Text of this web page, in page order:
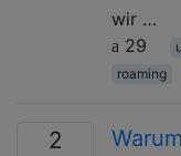
wir …
29
roaming
2